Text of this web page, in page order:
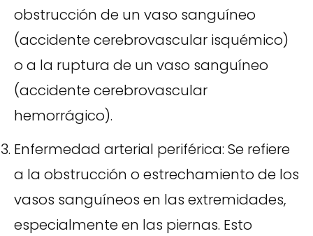
obstrucción de un vaso sanguíneo
(accidente cerebrovascular isquémico)
o a la ruptura de un vaso sanguíneo
(accidente cerebrovascular
hemorrágico).
Enfermedad arterial periférica: Se refiere
a la obstrucción o estrechamiento de los
vasos sanguíneos en las extremidades,
especialmente en las piernas. Esto